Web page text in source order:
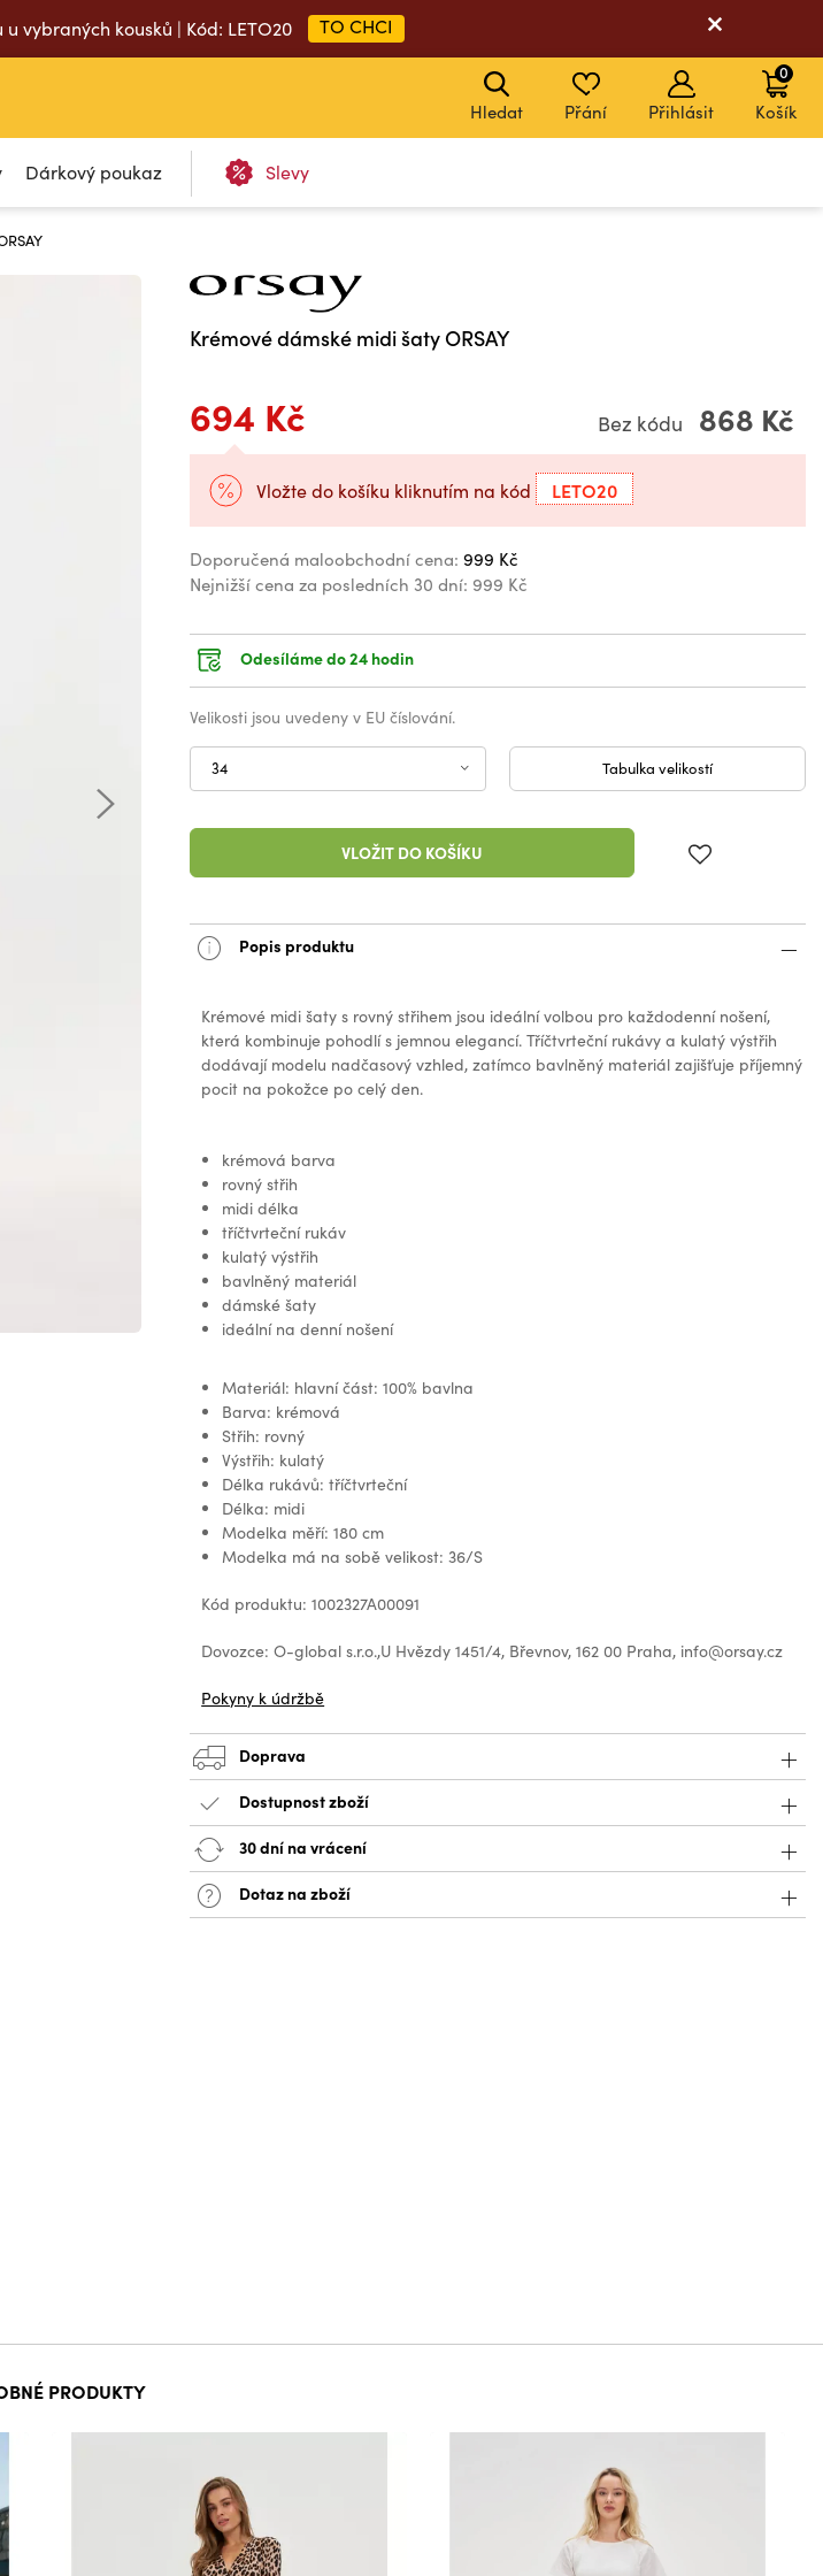
vybraných kousků | Kód: LETO20 TO CHCI
Dárkový poukaz Slevy
Hledat Přání Přihlásit Košík
0
Krémové dámské midi šaty ORSAY
694 Kč Bez kódu 868 Kč
Vložte do košíku kliknutím na kód LETO20
Doporučená maloobchodní cena: 999 Kč
Nejnižší cena za posledních 30 dní: 999 Kč
Odesíláme do 24 hodin
Velikosti jsou uvedeny v EU číslování.
34 Tabulka velikostí
VLOŽIT DO KOŠÍKU
Popis produktu
Krémové midi šaty s rovný střihem jsou ideální volbou pro každodenní nošení,
která kombinuje pohodlí s jemnou elegancí. Tříčtvrteční rukávy a kulatý výstřih
dodávají modelu nadčasový vzhled, zatímco bavlněný materiál zajišťuje příjemný
pocit na pokožce po celý den.
krémová barva
rovný střih
midi délka
tříčtvrteční rukáv
kulatý výstřih
bavlněný materiál
dámské šaty
ideální na denní nošení
Materiál: hlavní část: 100% bavlna
Barva: krémová
Střih: rovný
Výstřih: kulatý
Délka rukávů: tříčtvrteční
Délka: midi
Modelka měří: 180 cm
Modelka má na sobě velikost: 36/S
Kód produktu: 1002327A00091
Dovozce: O-global s.r.o.,U Hvězdy 1451/4, Břevnov, 162 00 Praha, info@orsay.cz
Pokyny k údržbě
Doprava
Dostupnost zboží
30 dní na vrácení
Dotaz na zboží
PRODUKTY